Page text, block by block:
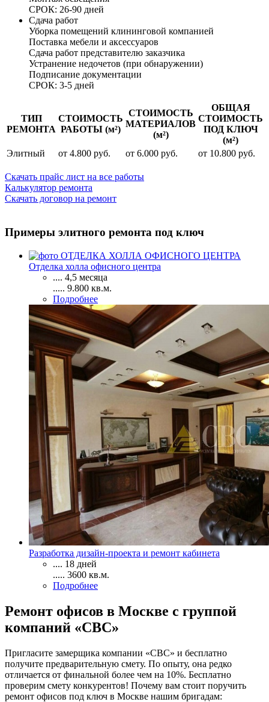
СРОК: 26-90 дней
Сдача работ
Уборка помещений клининговой компанией
Поставка мебели и аксессуаров
Сдача работ представителю заказчика
Устранение недочетов (при обнаружении)
Подписание документации
СРОК: 3-5 дней
ТИП
РЕМОНТА
СТОИМОСТЬ
РАБОТЫ (м²)
СТОИМОСТЬ
МАТЕРИАЛОВ
(м²)
ОБЩАЯ
СТОИМОСТЬ
ПОД КЛЮЧ
(м²)
Элитный
от 4.800 руб. от 6.000 руб. от 10.800 руб.
Скачать прайс лист на все работы
Калькулятор ремонта
Скачать договор на ремонт
Примеры элитного ремонта под ключ
Отделка холла офисного центра
.... 4,5 месяца
..... 9.800 кв.м.
Подробнее
Разработка дизайн-проекта и ремонт кабинета
.... 18 дней
..... 3600 кв.м.
Подробнее
Ремонт офисов в Москве с группой
компаний «СВС»
Пригласите замерщика компании «СВС» и бесплатно
получите предварительную смету. По опыту, она редко
отличается от финальной более чем на 10%. Бесплатно
проверим смету конкурентов! Почему вам стоит поручить
ремонт офисов под ключ в Москве нашим бригадам: